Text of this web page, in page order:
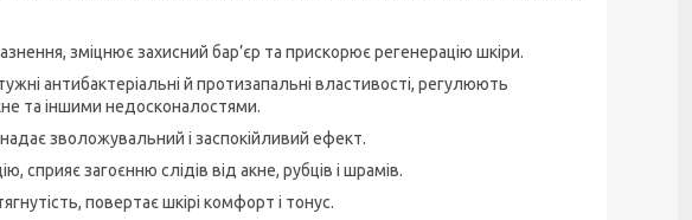
зміцнює захисний бар’єр та прискорює регенерацію шкіри.
антибактеріальні й протизапальні властивості, регулюють
та іншими недосконалостями.
зволожувальний і заспокійливий ефект.
сприяє загоєнню слідів від акне, рубців і шрамів.
повертає шкірі комфорт і тонус.